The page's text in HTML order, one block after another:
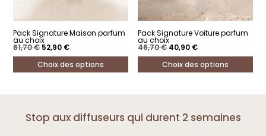
Pack Signature Maison parfum
au choix
61,70€ Le
prix
initial
était :
61,70 €.
52,90 €Le
actuel
est :
52,90 €.
Choix des options
plusieurs
Pack Signature Voiture parfum
au choix
46,70€ Le
prix
initial
était :
46,70 €.
40,90 €Le
actuel
est :
40,90 €.
Choix des options
Stop aux diffuseurs qui durent 2 semaines